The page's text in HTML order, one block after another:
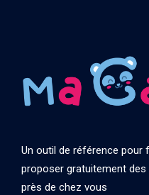
Un outil de référence pour
proposer gratuitement
près de chez vous